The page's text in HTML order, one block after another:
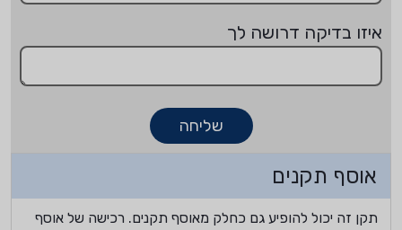
איזו בדיקה דרושה לך
שליחה
אוסף תקנים
תקן זה יכול להופיע גם כחלק מאוסף תקנים. רכישה של אוסף